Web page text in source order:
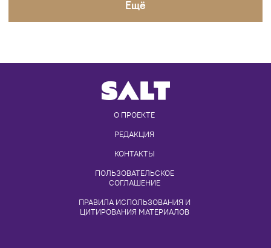
Eщё
О ПРОЕКТЕ
РЕДАКЦИЯ
КОНТАКТЫ
ПОЛЬЗОВАТЕЛЬСКОЕ
СОГЛАШЕНИЕ
ПРАВИЛА ИСПОЛЬЗОВАНИЯ И
ЦИТИРОВАНИЯ МАТЕРИАЛОВ